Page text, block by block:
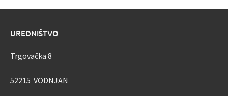
UREDNIŠTVO
Trgovačka 8
52215 VODNJAN